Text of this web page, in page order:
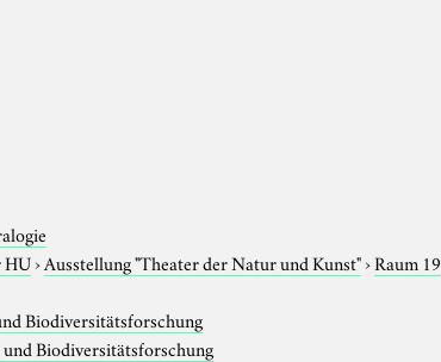
HU›Ausstellung "Theater der Natur und Kunst"›Raum 19
Biodiversitätsforschung
Biodiversitätsforschung